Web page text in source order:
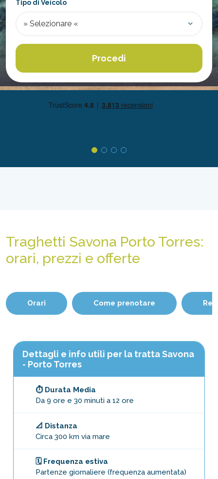
Tipo di Veicolo
Procedi
Traghetti Savona Porto Torres:
orari, prezzi e offerte
Orari Come prenotare
Dettagli e info utili per la tratta Savona
- Porto Torres
⏱️ Durata Media
Da 9 ore e 30 minuti a 12 ore
📐 Distanza
Circa 300 km via mare
🗓️ Frequenza estiva
Partenze giornaliere (frequenza aumentata)